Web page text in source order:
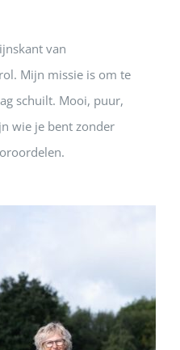
van
Mijn missie is om te
schuilt. Mooi, puur,
wie je bent zonder